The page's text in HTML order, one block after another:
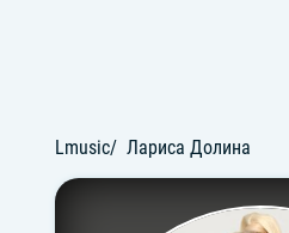
Lmusic Лариса Долина